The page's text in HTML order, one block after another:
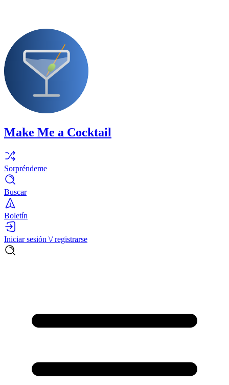
Make Me a Cocktail
Sorpréndeme
Buscar
Boletín
Iniciar sesión \/ registrarse